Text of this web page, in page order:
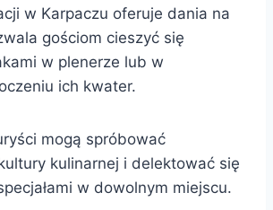
w Karpaczu oferuje dania na
gościom cieszyć się
w plenerze lub w
ich kwater.
mogą spróbować
kulinarnej i delektować się
w dowolnym miejscu.